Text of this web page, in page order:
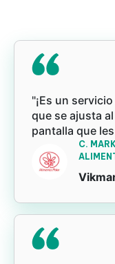
"¡Es un
que se ajusta
pantalla que
C.